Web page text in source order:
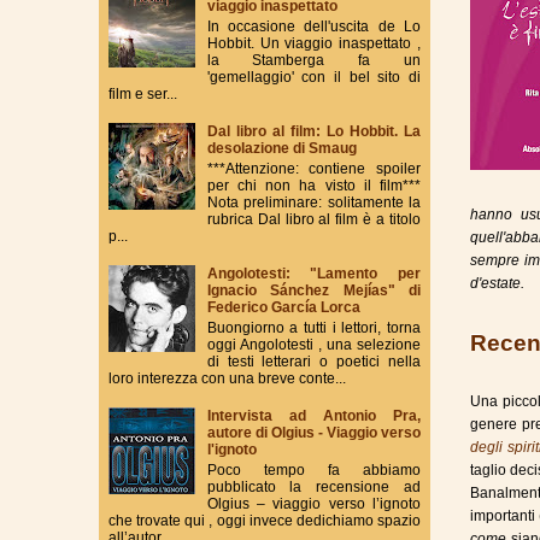
viaggio inaspettato
In occasione dell'uscita de Lo
Hobbit. Un viaggio inaspettato ,
la Stamberga fa un
'gemellaggio' con il bel sito di
film e ser...
Dal libro al film: Lo Hobbit. La
desolazione di Smaug
***Attenzione: contiene spoiler
per chi non ha visto il film***
Nota preliminare: solitamente la
rubrica Dal libro al film è a titolo
p...
Angolotesti: "Lamento per
Ignacio Sánchez Mejías" di
Federico García Lorca
Buongiorno a tutti i lettori, torna
oggi Angolotesti , una selezione
di testi letterari o poetici nella
loro interezza con una breve conte...
Intervista ad Antonio Pra,
autore di Olgius - Viaggio verso
l'ignoto
Poco tempo fa abbiamo
pubblicato la recensione ad
Olgius – viaggio verso l’ignoto
che trovate qui , oggi invece dedichiamo spazio
hanno
sempre
d'estate.
Una
genere
degli
taglio
importanti